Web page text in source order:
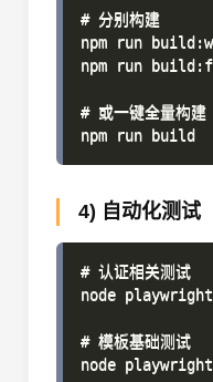
# 分别构建
npm run
npm run
# 或一键全量构建
4) 自动化测试
# 认证相关测试
node
# 模板基础测试